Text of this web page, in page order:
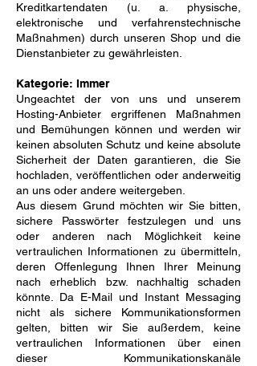
Kreditkartendaten (u. a. physische,
elektronische und verfahrenstechnische
Maßnahmen) durch unseren Shop und die
Dienstanbieter zu gewährleisten.
Kategorie: Immer
Ungeachtet der von uns und unserem
Hosting-Anbieter ergriffenen Maßnahmen
und Bemühungen können und werden wir
keinen absoluten Schutz und keine absolute
Sicherheit der Daten garantieren, die Sie
hochladen, veröffentlichen oder anderweitig
an uns oder andere weitergeben.
Aus diesem Grund möchten wir Sie bitten,
sichere Passwörter festzulegen und uns
oder anderen nach Möglichkeit keine
vertraulichen Informationen zu übermitteln,
deren Offenlegung Ihnen Ihrer Meinung
nach erheblich bzw. nachhaltig schaden
könnte. Da E-Mail und Instant Messaging
nicht als sichere Kommunikationsformen
gelten, bitten wir Sie außerdem, keine
vertraulichen Informationen über einen
dieser Kommunikationskanäle